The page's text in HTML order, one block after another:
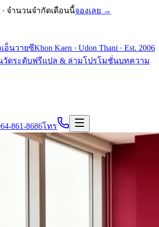
จำนวนจำกัดเดือนนี้จองเลย →
อ็นวายซีKhon Kaen · Udon Thani · Est. 2006
วัดระดับฟรีแปล & ล่ามโปรโมชั่นบทความ
861-8686โทร